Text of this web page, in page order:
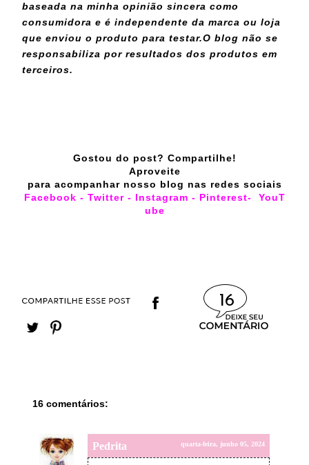
baseada na minha opinião sincera como
consumidora e é independente da marca ou loja
que enviou o produto para testar.O blog não se
responsabiliza por resultados dos produtos em
terceiros.
Gostou do post? Compartilhe!
Aproveite
para acompanhar nosso blog nas redes sociais
Facebook - Twitter- Instagram - Pinterest-
YouT
ube
16
16 comentários:
Pedrita quarta-feira, junho 05, 2024